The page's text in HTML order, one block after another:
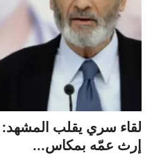
لقاء سري يقلب
إرث عمّه بمكاس...